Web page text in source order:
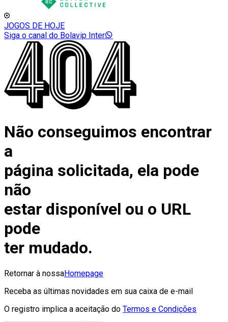
JOGOS DE HOJE
Siga o canal do Bolavip Inter
Não conseguimos encontrar
a
página solicitada, ela pode
não
estar disponível ou o URL
pode
ter mudado.
Retornar à nossaHomepage
Receba as últimas novidades em sua caixa de e-mail
O registro implica a aceitação do Termos e Condições